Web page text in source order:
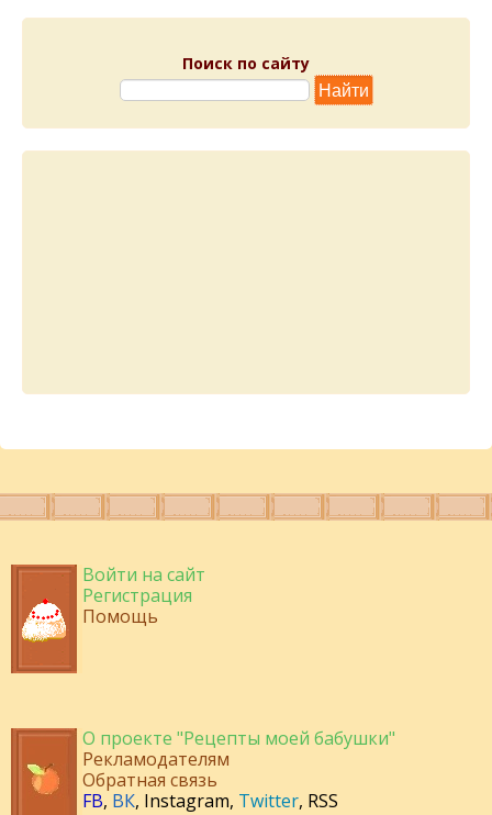
Поиск по сайту
Войти на сайт
Регистрация
Помощь
О проекте "Рецепты моей бабушки"
Рекламодателям
Обратная связь
FB, ВК, Instagram, Twitter, RSS